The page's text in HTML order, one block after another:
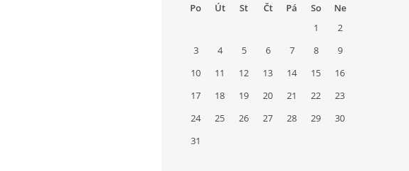
Po
Út St Čt Pá So
Ne
1
2
3
4 5 6 7 8
9
10
11 12 13 14 15
16
17
18 19 20 21 22
23
24
25 26 27 28 29
30
31